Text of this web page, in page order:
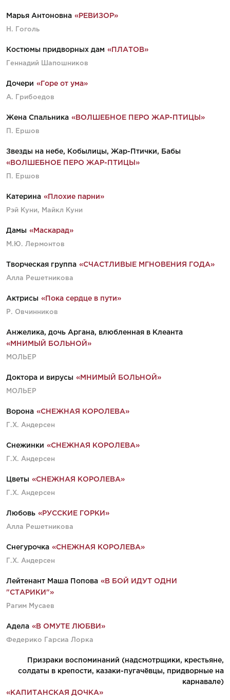
Марья Антоновна «РЕВИЗОР»
Н. Гоголь
Костюмы придворных дам «ПЛАТОВ»
Геннадий Шапошников
Дочери «Горе от ума»
А. Грибоедов
Жена Спальника «ВОЛШЕБНОЕ ПЕРО ЖАР-ПТИЦЫ»
П. Ершов
Звезды на небе, Кобылицы, Жар-Птички, Бабы
«ВОЛШЕБНОЕ ПЕРО ЖАР-ПТИЦЫ»
П. Ершов
Катерина «Плохие парни»
Рэй Куни, Майкл Куни
Дамы «Маскарад»
М.Ю. Лермонтов
Творческая группа «СЧАСТЛИВЫЕ МГНОВЕНИЯ ГОДА»
Алла Решетникова
Актрисы «Пока сердце в пути»
Р. Овчинников
Анжелика, дочь Аргана, влюбленная в Клеанта
«МНИМЫЙ БОЛЬНОЙ»
МОЛЬЕР
Доктора и вирусы «МНИМЫЙ БОЛЬНОЙ»
МОЛЬЕР
Ворона «СНЕЖНАЯ КОРОЛЕВА»
Г.Х. Андерсен
Снежинки «СНЕЖНАЯ КОРОЛЕВА»
Г.Х. Андерсен
Цветы «СНЕЖНАЯ КОРОЛЕВА»
Г.Х. Андерсен
Любовь «РУССКИЕ ГОРКИ»
Алла Решетникова
Снегурочка «СНЕЖНАЯ КОРОЛЕВА»
Г.Х. Андерсен
Лейтенант Маша Попова «В БОЙ ИДУТ ОДНИ
"СТАРИКИ"»
Рагим Мусаев
Адела «В ОМУТЕ ЛЮБВИ»
Федерико Гарсиа Лорка
Призраки воспоминаний (надсмотрщики, крестьяне,
солдаты в крепости, казаки-пугачёвцы, придворные на
карнавале)
«КАПИТАНСКАЯ ДОЧКА»